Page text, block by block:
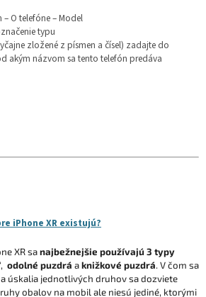
– O telefóne – Model
typu
zložené z písmen a čísel) zadajte do
akým názvom sa tento telefón predáva
iPhone XR existujú?
XR sanajbežnejšie používajú 3 typy
odolné puzdrá aknižkové puzdrá. V čom sa
úskalia jednotlivých druhov sa dozviete
obalov na mobil ale niesú jediné, ktorými